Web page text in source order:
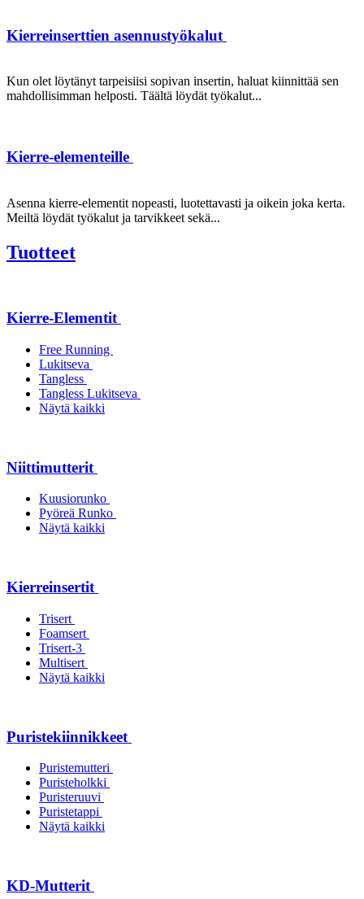
Kierreinserttien asennustyökalut
Kun olet löytänyt tarpeisiisi sopivan insertin, haluat kiinnittää sen
mahdollisimman helposti. Täältä löydät työkalut...
Kierre-elementeille
Asenna kierre-elementit nopeasti, luotettavasti ja oikein joka kerta.
Meiltä löydät työkalut ja tarvikkeet sekä...
Tuotteet
Kierre-Elementit
Free Running
Lukitseva
Tangless
Tangless Lukitseva
Näytä kaikki
Niittimutterit
Kuusiorunko
Pyöreä Runko
Näytä kaikki
Kierreinsertit
Trisert
Foamsert
Trisert-3
Multisert
Näytä kaikki
Puristekiinnikkeet
Puristemutteri
Puristeholkki
Puristeruuvi
Puristetappi
Näytä kaikki
KD-Mutterit